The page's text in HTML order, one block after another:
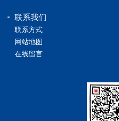
联系我们
联系方式
网站地图
在线留言